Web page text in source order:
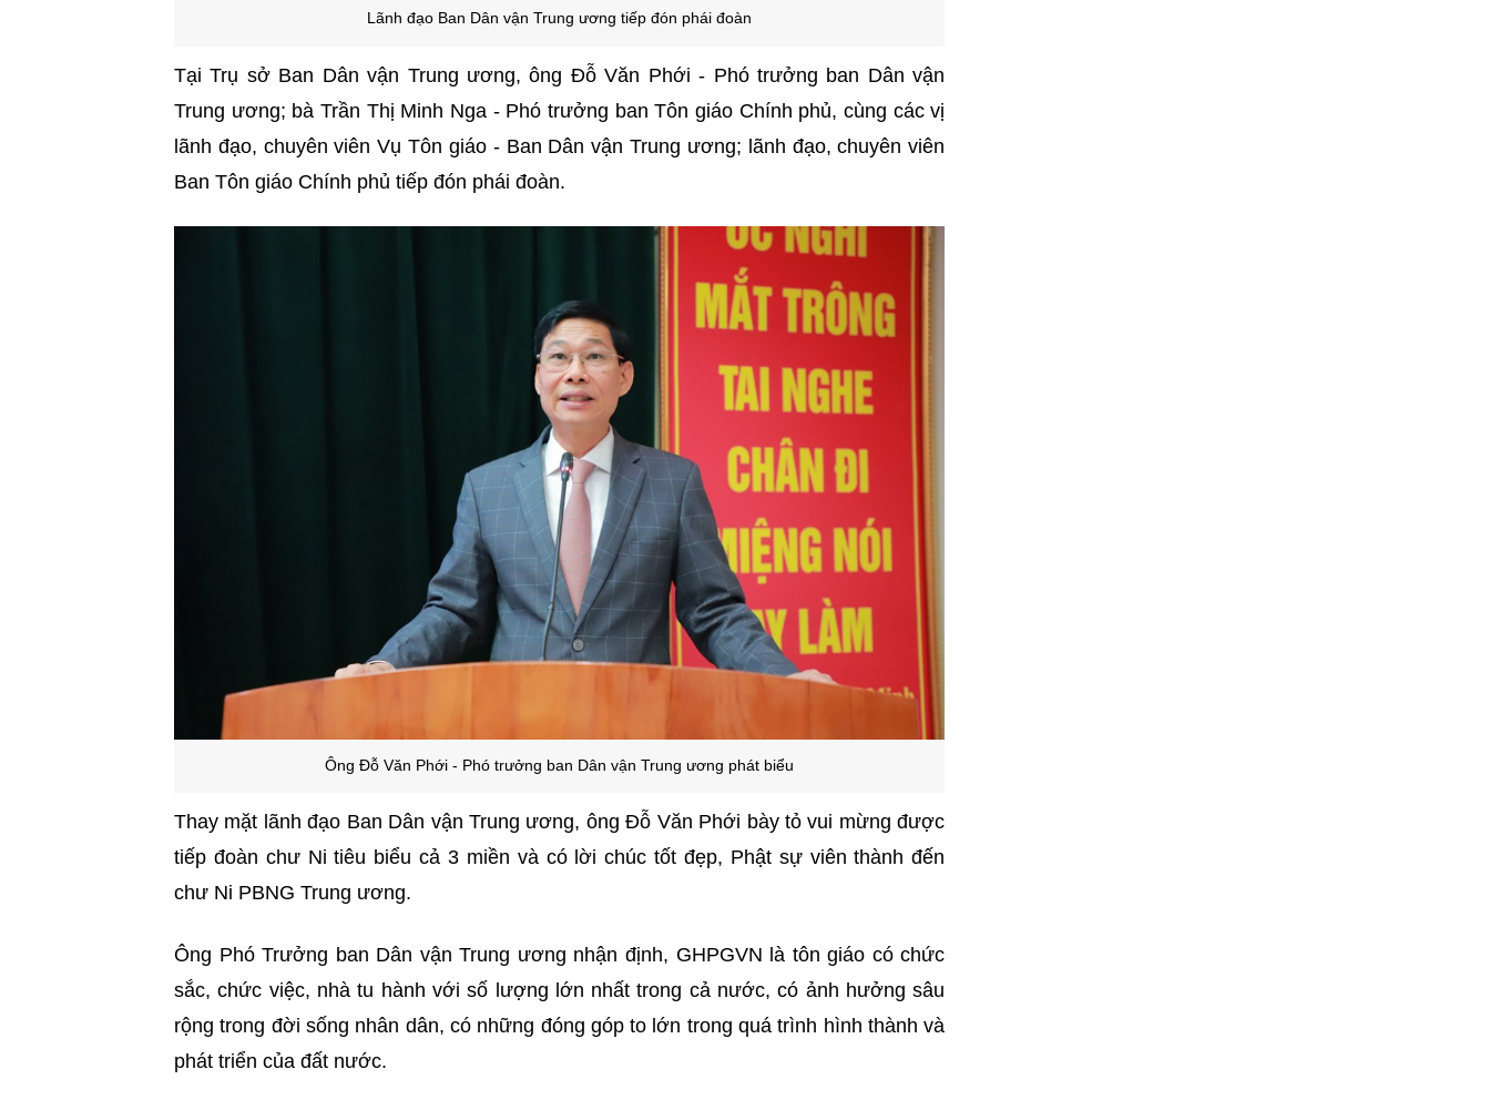
Lãnh đạo Ban Dân vận Trung ương tiếp đón phái đoàn
Tại Trụ sở Ban Dân vận Trung ương, ông Đỗ Văn Phới - Phó trưởng ban Dân vận
Trung ương; bà Trần Thị Minh Nga - Phó trưởng ban Tôn giáo Chính phủ, cùng các vị
lãnh đạo, chuyên viên Vụ Tôn giáo - Ban Dân vận Trung ương; lãnh đạo, chuyên viên
Ban Tôn giáo Chính phủ tiếp đón phái đoàn.
Ông Đỗ Văn Phới - Phó trưởng ban Dân vận Trung ương phát biểu
Thay mặt lãnh đạo Ban Dân vận Trung ương, ông Đỗ Văn Phới bày tỏ vui mừng được
tiếp đoàn chư Ni tiêu biểu cả 3 miền và có lời chúc tốt đẹp, Phật sự viên thành đến
chư Ni PBNG Trung ương.
Ông Phó Trưởng ban Dân vận Trung ương nhận định, GHPGVN là tôn giáo có chức
sắc, chức việc, nhà tu hành với số lượng lớn nhất trong cả nước, có ảnh hưởng sâu
rộng trong đời sống nhân dân, có những đóng góp to lớn trong quá trình hình thành và
phát triển của đất nước.